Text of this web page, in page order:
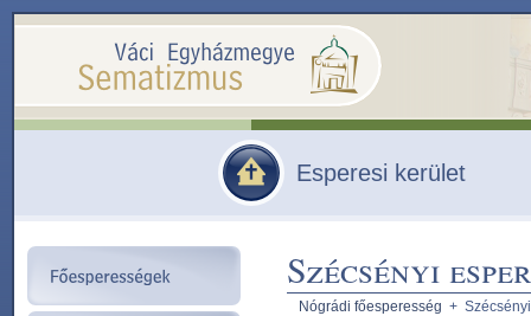
Esperesi kerület
Szécsényi
Nógrádi főesperesség +